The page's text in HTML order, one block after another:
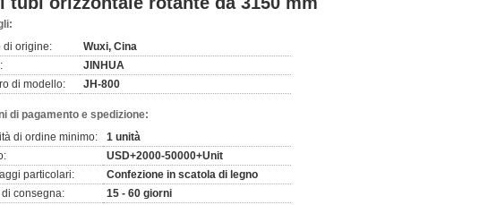
di origine:
Wuxi, Cina
JINHUA
di modello:
JH-800
di pagamento e spedizione:
di ordine minimo:
1 unità
USD+2000-50000+Unit
particolari:
Confezione in scatola di legno
di consegna:
15 - 60 giorni